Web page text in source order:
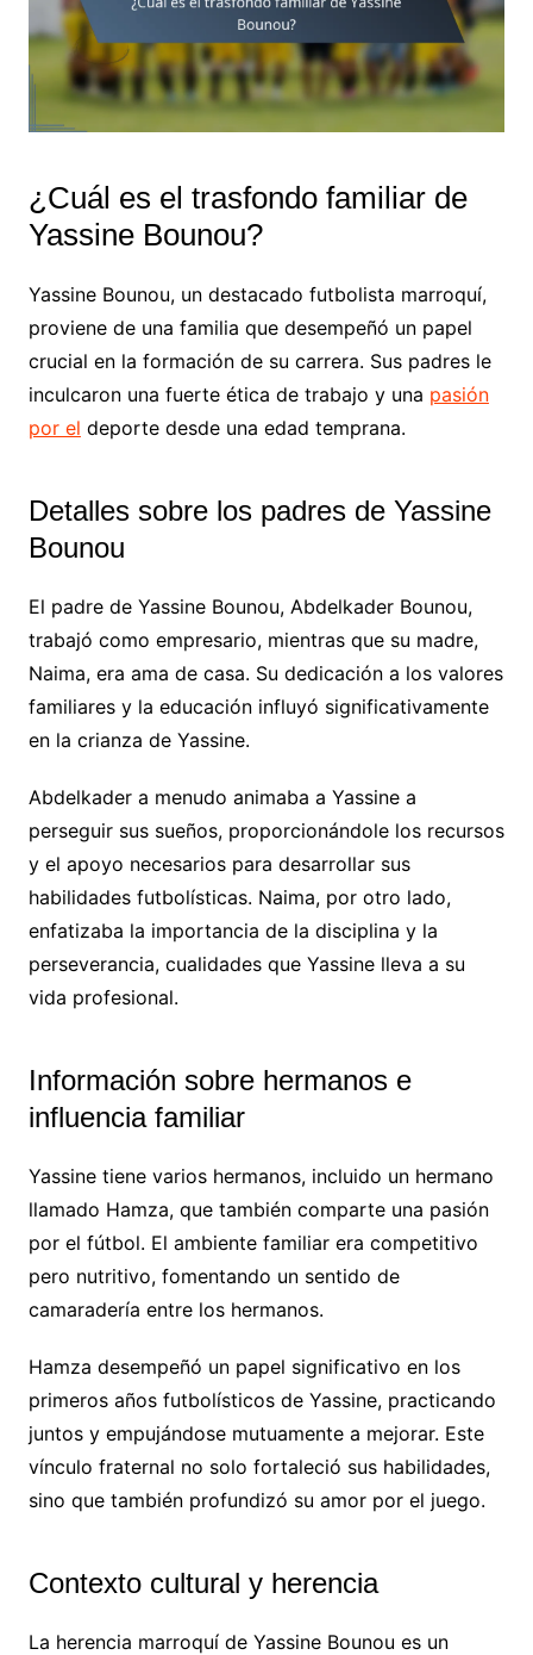
¿Cuál es el trasfondo familiar de
Yassine Bounou?
Yassine Bounou, un destacado futbolista marroquí,
proviene de una familia que desempeñó un papel
crucial en la formación de su carrera. Sus padres le
inculcaron una fuerte ética de trabajo y una pasión
por el deporte desde una edad temprana.
Detalles sobre los padres de Yassine
Bounou
El padre de Yassine Bounou, Abdelkader Bounou,
trabajó como empresario, mientras que su madre,
Naima, era ama de casa. Su dedicación a los valores
familiares y la educación influyó significativamente
en la crianza de Yassine.
Abdelkader a menudo animaba a Yassine a
perseguir sus sueños, proporcionándole los recursos
y el apoyo necesarios para desarrollar sus
habilidades futbolísticas. Naima, por otro lado,
enfatizaba la importancia de la disciplina y la
perseverancia, cualidades que Yassine lleva a su
vida profesional.
Información sobre hermanos e
influencia familiar
Yassine tiene varios hermanos, incluido un hermano
llamado Hamza, que también comparte una pasión
por el fútbol. El ambiente familiar era competitivo
pero nutritivo, fomentando un sentido de
camaradería entre los hermanos.
Hamza desempeñó un papel significativo en los
primeros años futbolísticos de Yassine, practicando
juntos y empujándose mutuamente a mejorar. Este
vínculo fraternal no solo fortaleció sus habilidades,
sino que también profundizó su amor por el juego.
Contexto cultural y herencia
La herencia marroquí de Yassine Bounou es un